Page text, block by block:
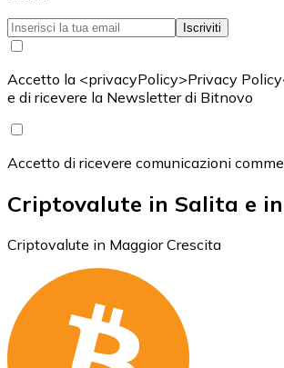
Iscriviti
Accetto la <privacyPolicy>Privacy
e di ricevere la Newsletter di Bitnovo
Accetto di ricevere comunicazioni
Criptovalute in Salita e in
Criptovalute in Maggior Crescita